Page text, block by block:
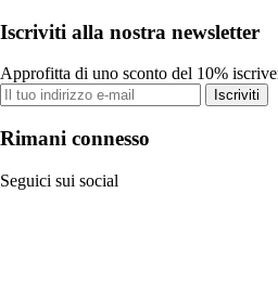
Iscriviti alla nostra newsletter
Approfitta di uno sconto del 10%
Iscriviti
Rimani connesso
Seguici sui social